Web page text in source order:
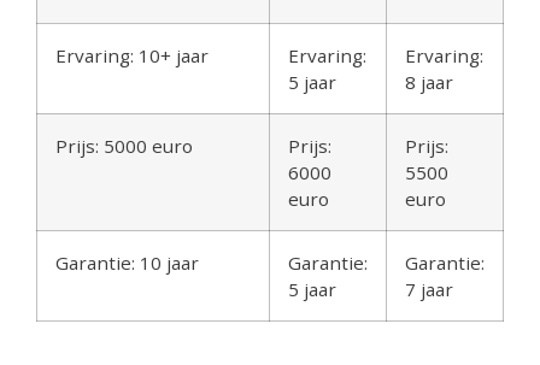
Ervaring: 10+ jaar
Ervaring:
5 jaar
Ervaring:
8 jaar
Prijs: 5000 euro
Prijs:
6000
euro
Prijs:
5500
euro
Garantie: 10 jaar
Garantie:
5 jaar
Garantie:
7 jaar